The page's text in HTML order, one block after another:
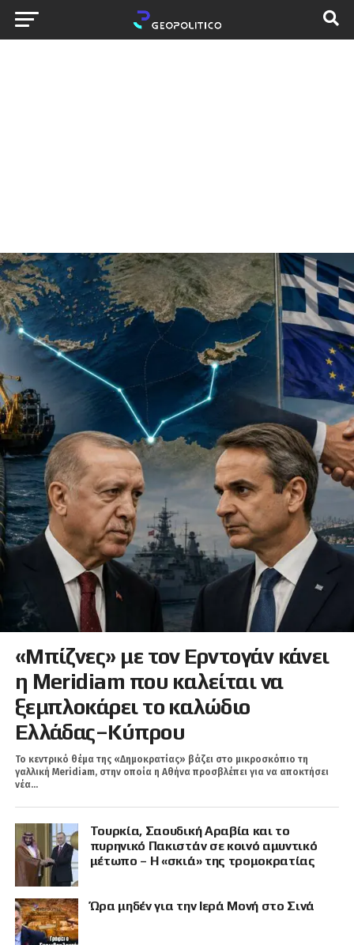
«Μπίζνες» με τον Ερντογάν κάνει
η Meridiam που καλείται να
ξεμπλοκάρει το καλώδιο
Ελλάδας–Κύπρου
Το κεντρικό θέμα της «Δημοκρατίας» βάζει στο μικροσκόπιο τη
γαλλική Meridiam, στην οποία η Αθήνα προσβλέπει για να αποκτήσει
νέα...
Τουρκία, Σαουδική Αραβία και το
πυρηνικό Πακιστάν σε κοινό αμυντικό
μέτωπο – Η «σκιά» της τρομοκρατίας
Ώρα μηδέν για την Ιερά Μονή στο Σινά